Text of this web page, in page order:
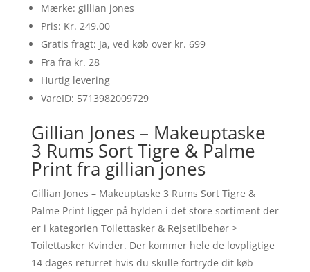
Mærke: gillian jones
Pris: Kr. 249.00
Gratis fragt: Ja, ved køb over kr. 699
Fra fra kr. 28
Hurtig levering
VareID: 5713982009729
Gillian Jones – Makeuptaske
3 Rums Sort Tigre & Palme
Print fra gillian jones
Gillian Jones – Makeuptaske 3 Rums Sort Tigre &
Palme Print ligger på hylden i det store sortiment der
er i kategorien Toilettasker & Rejsetilbehør >
Toilettasker Kvinder. Der kommer hele de lovpligtige
14 dages returret hvis du skulle fortryde dit køb